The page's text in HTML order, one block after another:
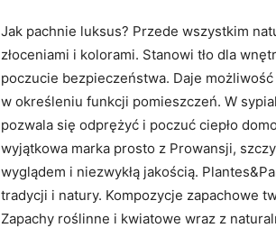
Jak pachnie luksus? Przede wszystkim
złoceniami i kolorami. Stanowi tło dla
poczucie bezpieczeństwa. Daje
w określeniu funkcji pomieszczeń. W
pozwala się odprężyć i poczuć ciepło
wyjątkowa marka prosto z Prowansji,
wyglądem i niezwykłą jakością.
tradycji i natury. Kompozycje zapachowe
Zapachy roślinne i kwiatowe wraz z